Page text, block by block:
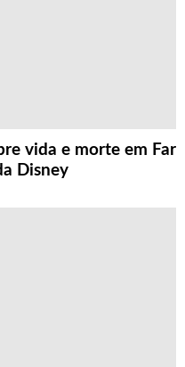
vida e morte em Far
Disney